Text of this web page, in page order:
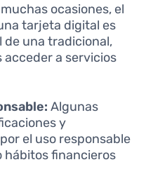
ocasiones, el
tarjeta digital es
de una tradicional,
acceder a servicios
Algunas
y
el uso responsable
hábitos financieros